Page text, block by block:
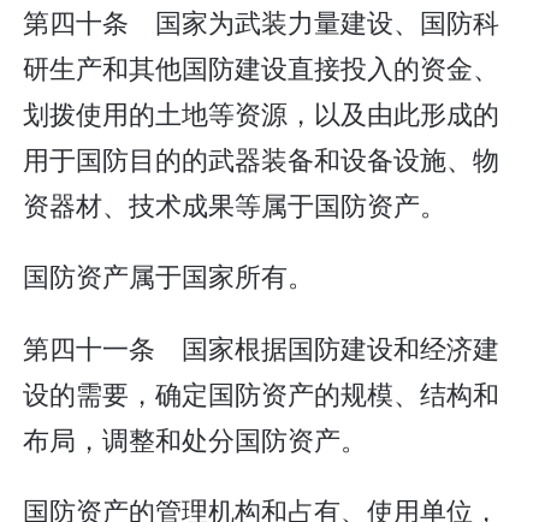
第四十条 国家为武装力量建设、国防科
研生产和其他国防建设直接投入的资金、
划拨使用的土地等资源，以及由此形成的
用于国防目的的武器装备和设备设施、物
资器材、技术成果等属于国防资产。
国防资产属于国家所有。
第四十一条 国家根据国防建设和经济建
设的需要，确定国防资产的规模、结构和
布局，调整和处分国防资产。
国防资产的管理机构和占有、使用单位，